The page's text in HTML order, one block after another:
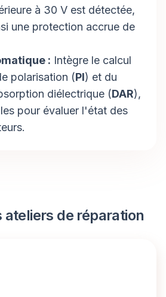
à 30 V est détectée,
une protection accrue de
: Intègre le calcul
polarisation (PI) et du
diélectrique (DAR),
pour évaluer l'état des
ateliers de réparation